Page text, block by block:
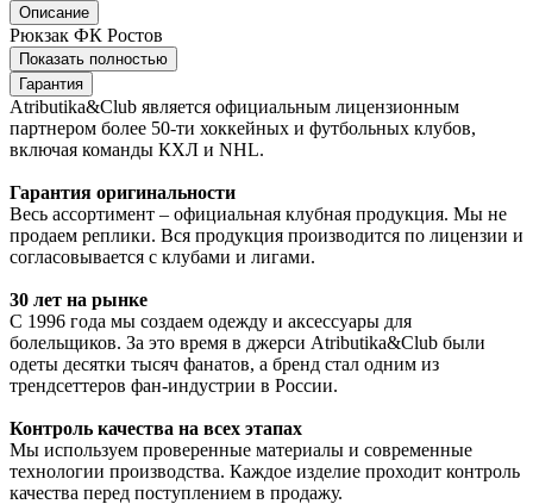
Описание
Рюкзак ФК Ростов
Показать полностью
Гарантия
Atributika&Club является официальным лицензионным
партнером более 50-ти хоккейных и футбольных клубов,
включая команды КХЛ и NHL.
Гарантия оригинальности
Весь ассортимент – официальная клубная продукция. Мы не
продаем реплики. Вся продукция производится по лицензии и
согласовывается с клубами и лигами.
30 лет на рынке
С 1996 года мы создаем одежду и аксессуары для
болельщиков. За это время в джерси Atributika&Club были
одеты десятки тысяч фанатов, а бренд стал одним из
трендсеттеров фан-индустрии в России.
Контроль качества на всех этапах
Мы используем проверенные материалы и современные
технологии производства. Каждое изделие проходит контроль
качества перед поступлением в продажу.